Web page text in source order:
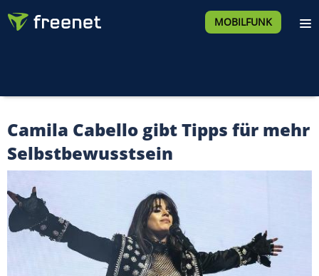
MOBILFUNK
Camila Cabello gibt Tipps für mehr
Selbstbewusstsein